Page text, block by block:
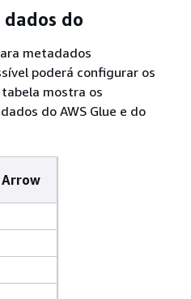
dados do
metadados
poderá configurar os
mostra os
do AWS Glue e do
Arrow